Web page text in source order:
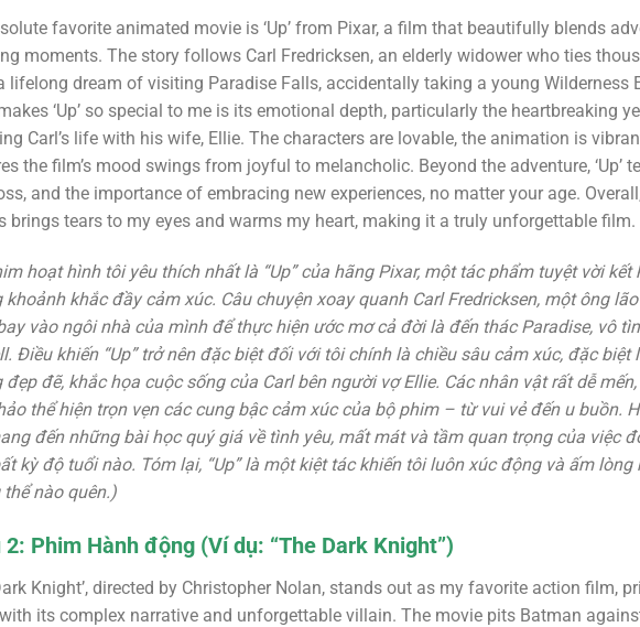
favorite animated movie is ‘Up’ from Pixar, a film that beautifully blends
moments. The story follows Carl Fredricksen, an elderly widower who ties
lifelong dream of visiting Paradise Falls, accidentally taking a young Wilderness
‘Up’ so special to me is its emotional depth, particularly the heartbreaking
Carl’s life with his wife, Ellie. The characters are lovable, the animation is
the film’s mood swings from joyful to melancholic. Beyond the adventure, ‘Up’
and the importance of embracing new experiences, no matter your age.
brings tears to my eyes and warms my heart, making it a truly unforgettable film.
hoạt hình tôi yêu thích nhất là “Up” của hãng Pixar, một tác phẩm tuyệt vời
khoảnh khắc đầy cảm xúc. Câu chuyện xoay quanh Carl Fredricksen, một ông
vào ngôi nhà của mình để thực hiện ước mơ cả đời là đến thác Paradise, vô
Điều khiến “Up” trở nên đặc biệt đối với tôi chính là chiều sâu cảm xúc, đặc
đẹp đẽ, khắc họa cuộc sống của Carl bên người vợ Ellie. Các nhân vật rất dễ
thể hiện trọn vẹn các cung bậc cảm xúc của bộ phim – từ vui vẻ đến u buồn.
đến những bài học quý giá về tình yêu, mất mát và tầm quan trọng của việc
kỳ độ tuổi nào. Tóm lại, “Up” là một kiệt tác khiến tôi luôn xúc động và ấm
thể nào quên.)
2: Phim Hành động (Ví dụ: “The Dark Knight”)
Knight’, directed by Christopher Nolan, stands out as my favorite action film,
its complex narrative and unforgettable villain. The movie pits Batman